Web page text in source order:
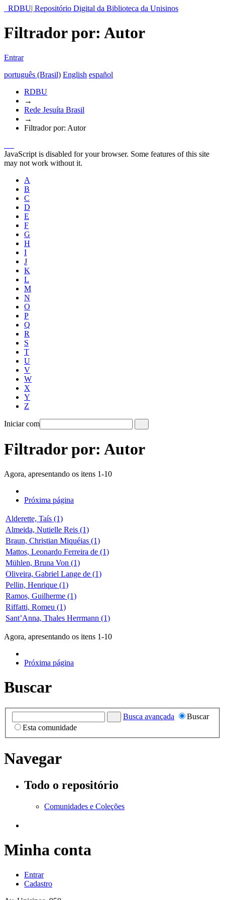
RDBU| Repositório Digital da Biblioteca da Unisinos
Filtrador por: Autor
Entrar
português (Brasil) English español
RDBU
→
Rede Jesuíta Brasil
→
Filtrador por: Autor
JavaScript is disabled for your browser. Some features of this site
may not work without it.
A
B
C
D
E
F
G
H
I
J
K
L
M
N
O
P
Q
R
S
T
U
V
W
X
Y
Z
Iniciar com
Filtrador por: Autor
Agora, apresentando os itens 1-10
Próxima página
Alderette, Taís (1)
Almeida, Nutielle Reis (1)
Braun, Christian Miquéias (1)
Mattos, Leonardo Ferreira de (1)
Mühlen, Bruna Von (1)
Oliveira, Gabriel Lange de (1)
Pellin, Henrique (1)
Ramos, Guilherme (1)
Riffatti, Romeu (1)
Sant’Anna, Thales Herrmann (1)
Agora, apresentando os itens 1-10
Próxima página
Buscar
Busca avançada
Buscar
Esta comunidade
Navegar
Todo o repositório
Comunidades e Coleções
Minha conta
Entrar
Cadastro